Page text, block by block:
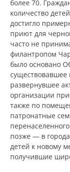
более 70.
количество
достигло
приют для
часто не
филантропом
было основано
существовавшее
развернувшее
организации
также по
патронатные
позже — в
детей к новому
получившие